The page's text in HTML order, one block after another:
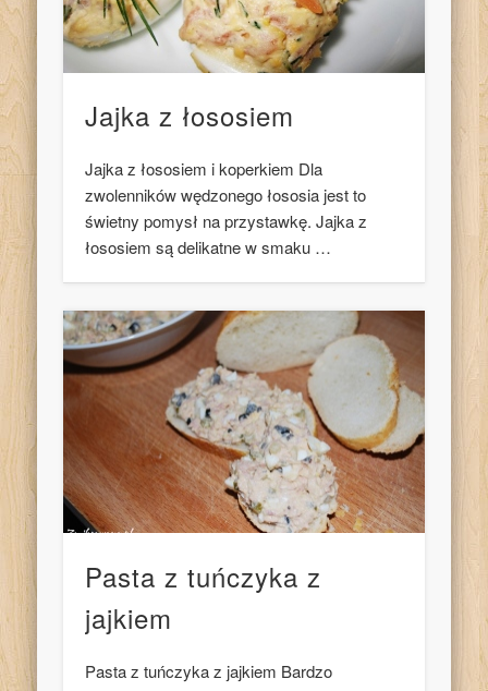
Jajka z łososiem
Jajka z łososiem i koperkiem Dla
zwolenników wędzonego łososia jest to
świetny pomysł na przystawkę. Jajka z
łososiem są delikatne w smaku …
Pasta z tuńczyka z
jajkiem
Pasta z tuńczyka z jajkiem Bardzo